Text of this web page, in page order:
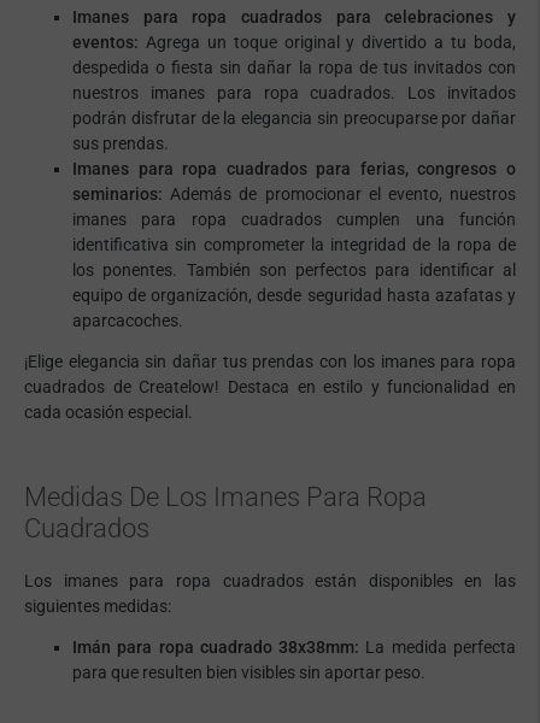
Imanes para ropa cuadrados para celebraciones y
eventos: Agrega un toque original y divertido a tu boda,
despedida o fiesta sin dañar la ropa de tus invitados con
nuestros imanes para ropa cuadrados. Los invitados
podrán disfrutar de la elegancia sin preocuparse por dañar
sus prendas.
Imanes para ropa cuadrados para ferias, congresos o
seminarios: Además de promocionar el evento, nuestros
imanes para ropa cuadrados cumplen una función
identificativa sin comprometer la integridad de la ropa de
los ponentes. También son perfectos para identificar al
equipo de organización, desde seguridad hasta azafatas y
aparcacoches.
¡Elige elegancia sin dañar tus prendas con los imanes para ropa
cuadrados de Createlow! Destaca en estilo y funcionalidad en
cada ocasión especial.
Medidas De Los Imanes Para Ropa
Cuadrados
Los imanes para ropa cuadrados están disponibles en las
siguientes medidas:
Imán para ropa cuadrado 38x38mm: La medida perfecta
para que resulten bien visibles sin aportar peso.